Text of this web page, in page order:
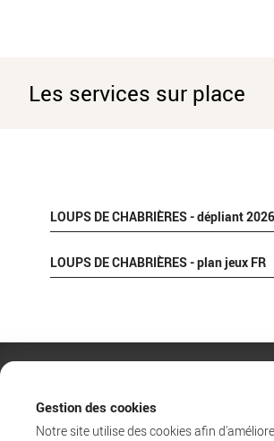
Gestion des cookies
Notre site utilise des cookies afin
Les services sur place
LOUPS DE CHABRIÈRES - dépliant 2026
LOUPS DE CHABRIÈRES - plan jeux FR